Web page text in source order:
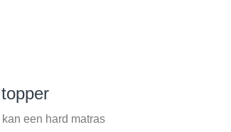
een hard matras